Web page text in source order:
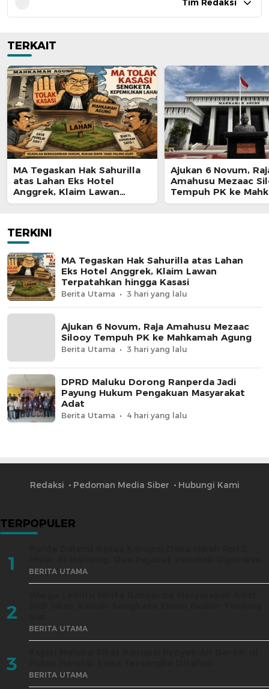
Tim Redaksi
TERKAIT
MA Tegaskan Hak Sahurilla
atas Lahan Eks Hotel
Anggrek, Klaim Lawan
Terpatahkan hingga Kasasi
Ajukan 6 Novum,
Amahusu Mezaac
Tempuh PK ke
Agung
TERKINI
MA Tegaskan Hak Sahurilla atas Lahan
Eks Hotel Anggrek, Klaim Lawan
Terpatahkan hingga Kasasi
Berita Utama 3 hari yang lalu
Ajukan 6 Novum, Raja Amahusu Mezaac
Silooy Tempuh PK ke Mahkamah Agung
Berita Utama 3 hari yang lalu
DPRD Maluku Dorong Ranperda Jadi
Payung Hukum Pengakuan Masyarakat
Adat
Berita Utama 4 hari yang lalu
Redaksi Pedoman Media Siber Hubungi Kami
TERPOPULER
1 BERITA UTAMA
2
BERITA UTAMA
3 BERITA UTAMA